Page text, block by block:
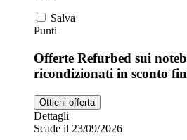
Salva
Punti
Offerte Refurbed sui
ricondizionati in sconto
Ottieni offerta
Dettagli
Scade il 23/09/2026